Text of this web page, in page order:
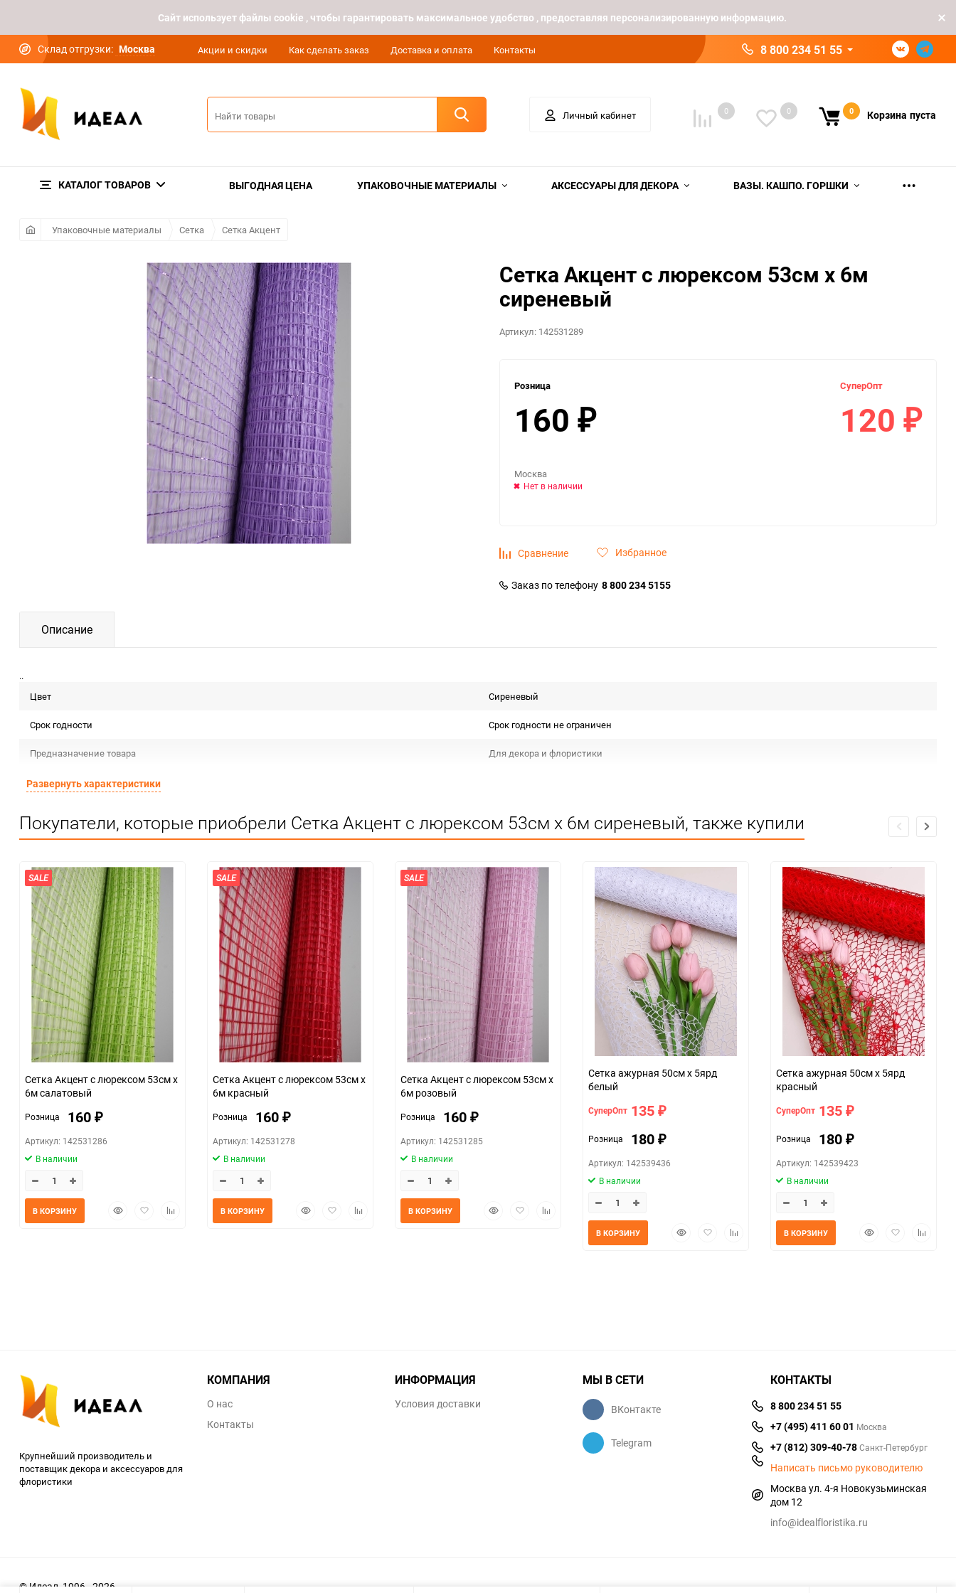
Cайт использует файлы cookie , чтобы гарантировать максимальное удобство , предоставляя персонализированную информацию.
Склад отгрузки: Москва Акции и скидки Как сделать заказ Доставка и оплата Контакты 8 800 234 51 55
Личный кабинет 0 0 0 Корзина пуста
КАТАЛОГ ТОВАРОВ ВЫГОДНАЯ ЦЕНА УПАКОВОЧНЫЕ МАТЕРИАЛЫ АКСЕССУАРЫ ДЛЯ ДЕКОРА ВАЗЫ. КАШПО. ГОРШКИ
Упаковочные материалы Сетка Сетка Акцент
Сетка Акцент с люрексом 53см х 6м
сиреневый
Артикул: 142531289
Розница
160 ₽
СуперОпт
120 ₽
Москва
Нет в наличии
Сравнение Избранное
Заказ по телефону 8 800 234 5155
Описание
..
Цвет
Сиреневый
Срок годности Срок годности не ограничен
Предназначение товара Для декора и флористики
Сертификация
Минимальное количество 1
Единица измерения шт
Развернуть характеристики
Покупатели, которые приобрели Сетка Акцент с люрексом 53см х 6м сиреневый, также купили
SALE
Сетка Акцент с люрексом 53см х
6м салатовый
Розница 160 ₽
Артикул: 142531286
В наличии
БыстрыйДобавитьДобавить
В КОРЗИНУ
SALE
Сетка Акцент с люрексом 53см х
6м красный
Розница 160 ₽
Артикул: 142531278
В наличии
БыстрыйДобавитьДобавить
В КОРЗИНУ
SALE
Сетка Акцент с люрексом 53см х
6м розовый
Розница 160 ₽
Артикул: 142531285
В наличии
БыстрыйДобавитьДобавить
В КОРЗИНУ
Сетка ажурная 50см х 5ярд
белый
СуперОпт 135 ₽
Розница 180 ₽
Артикул: 142539436
В наличии
БыстрыйДобавитьДобавить
В КОРЗИНУ
Сетка ажурная 50см х 5ярд
красный
СуперОпт 135 ₽
Розница 180 ₽
Артикул: 142539423
В наличии
БыстрыйДобавить
В КОРЗИНУ
Крупнейший производитель и
поставщик декора и аксессуаров для
флористики
КОМПАНИЯ
О нас
Контакты
ИНФОРМАЦИЯ
Условия доставки
МЫ В СЕТИ
ВКонтакте
Telegram
КОНТАКТЫ
8 800 234 51 55
+7 (495) 411 60 01 Москва
+7 (812) 309-40-78Санкт-Петербург
Написать письмо руководителю
Москва ул. 4-я Новокузьминская
дом 12
info@idealfloristika.ru
© Идеал, 1996 - 2026